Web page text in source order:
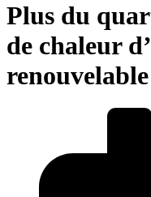
Plus du
de chaleur
renouvelable